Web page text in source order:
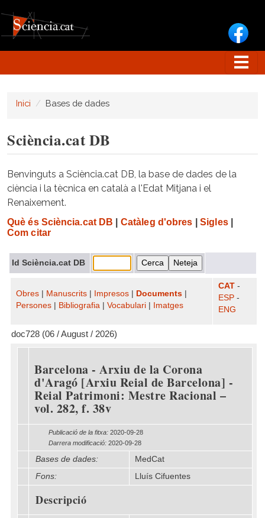
Inici Bases de dades
Sciència.cat DB
Benvinguts a Sciència.cat DB, la base de dades de la
ciència i la tècnica en català a l'Edat Mitjana i el
Renaixement.
Què és Sciència.cat DB Catàleg d'obres Sigles|
Com citar
Id Sciència.cat DB
Obres Manuscrits Impresos Documents
Persones
Bibliografia Vocabulari Imatges
CAT -
ESP -
ENG
doc728 (06 / August / 2026)
Barcelona - Arxiu de la Corona
d'Aragó [Arxiu Reial de Barcelona] -
Reial Patrimoni: Mestre Racional –
vol. 282, f. 38v
Publicació de la fitxa: 2020-09-28
Darrera modificació: 2020-09-28
Bases de dades:
MedCat
Fons:
Lluís Cifuentes
Descripció